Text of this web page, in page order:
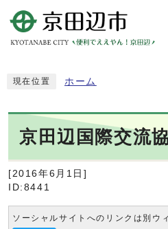
現在位置 ホーム
京田辺国際交流
[2016年6月1日]
ID:8441
ソーシャルサイトへのリンクは別ウ